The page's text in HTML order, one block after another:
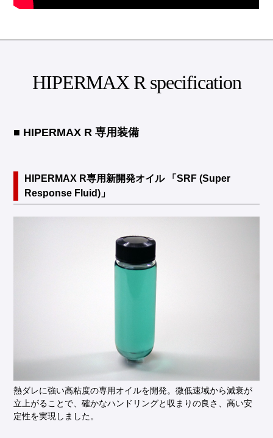
HIPERMAX R specification
■ HIPERMAX R 専用装備
HIPERMAX R専用新開発オイル 「SRF (Super
Response Fluid)」
熱ダレに強い高粘度の専用オイルを開発。微低速域から減衰が
立上がることで、確かなハンドリングと収まりの良さ、高い安
定性を実現しました。